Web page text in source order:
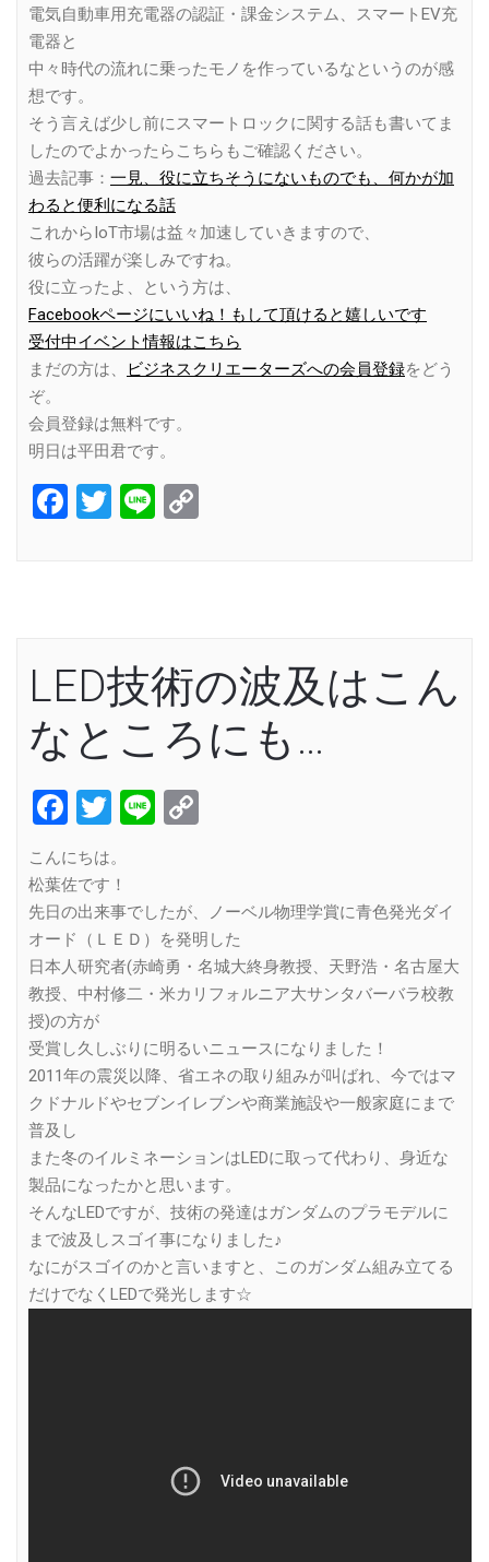
電気自動車用充電器の認証・課金システム、スマートEV充
電器と
中々時代の流れに乗ったモノを作っているなというのが感
想です。
そう言えば少し前にスマートロックに関する話も書いてま
したのでよかったらこちらもご確認ください。
過去記事： 一見、役に立ちそうにないものでも、何かが加
わると便利になる話
これからIoT市場は益々加速していきますので、
彼らの活躍が楽しみですね。
役に立ったよ、という方は、
Facebookページにいいね！もして頂けると嬉しいです
受付中イベント情報はこちら
まだの方は、
ビジネスクリエーターズへの会員登録をどう
ぞ。
会員登録は無料です。
明日は平田君です。
Facebook
Twitter
Line
LED技術の波及はこん
なところにも…
Facebook
Twitter
Line
こんにちは。
松葉佐です！
先日の出来事でしたが、ノーベル物理学賞に青色発光ダイ
オード（ＬＥＤ）を発明した
日本人研究者(赤崎勇・名城大終身教授、天野浩・名古屋大
教授、中村修二・米カリフォルニア大サンタバーバラ校教
授)の方が
受賞し久しぶりに明るいニュースになりました！
2011年の震災以降、省エネの取り組みが叫ばれ、今ではマ
クドナルドやセブンイレブンや商業施設や一般家庭にまで
普及し
また冬のイルミネーションはLEDに取って代わり、身近な
製品になったかと思います。
そんなLEDですが、技術の発達はガンダムのプラモデルに
まで波及しスゴイ事になりました♪
なにがスゴイのかと言いますと、このガンダム組み立てる
だけでなくLEDで発光します☆